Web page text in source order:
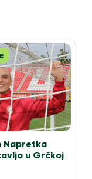
Napretka
u Grčkoj